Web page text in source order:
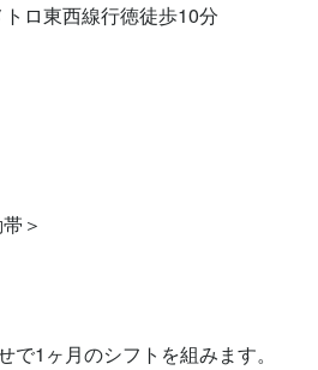
ロ東西線行徳徒歩10分
＞
1ヶ月のシフトを組みます。